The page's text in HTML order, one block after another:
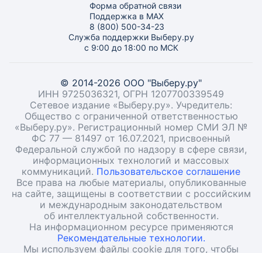
Форма обратной связи
Поддержка в MAX
8 (800) 500-34-23
Служба поддержки Выберу.ру
с 9:00 до 18:00 по МСК
© 2014-2026 ООО "Выберу.ру"
ИНН 9725036321, ОГРН 1207700339549
Сетевое издание «Выберу.ру». Учредитель:
Общество с ограниченной ответственностью
«Выберу.ру». Регистрационный номер СМИ ЭЛ №
ФС 77 — 81497 от 16.07.2021, присвоенный
Федеральной службой по надзору в сфере связи,
информационных технологий и массовых
коммуникаций. Пользовательское соглашение
Все права на любые материалы, опубликованные
на сайте, защищены в соответствии с российским
и международным законодательством
об интеллектуальной собственности.
На информационном ресурсе применяются
Рекомендательные технологии.
Мы используем файлы cookie для того, чтобы